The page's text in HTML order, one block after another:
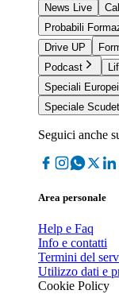
News Live
Probabili
Drive UP
Podcast
Speciali Europei
Speciale
Seguici anche
Area personale
Help e Faq
Info e contatti
Termini del
Utilizzo dati e
Cookie Policy